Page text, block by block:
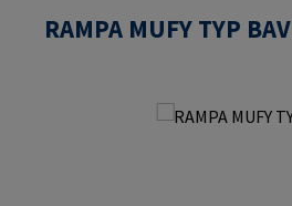
RAMPA MUFY TYP BAV
Pomiń galerię zdjęć